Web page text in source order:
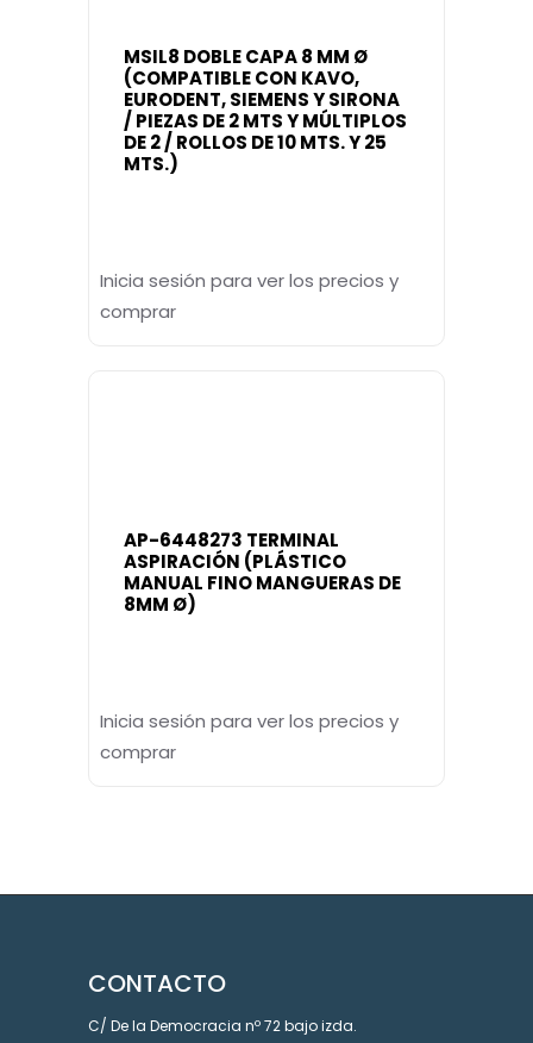
MSIL8 DOBLE CAPA 8 MM Ø
(COMPATIBLE CON KAVO,
EURODENT, SIEMENS Y SIRONA
/ PIEZAS DE 2 MTS Y MÚLTIPLOS
DE 2 / ROLLOS DE 10 MTS. Y 25
MTS.)
Inicia sesión para ver los precios y
comprar
AP-6448273 TERMINAL
ASPIRACIÓN (PLÁSTICO
MANUAL FINO MANGUERAS DE
8MM Ø)
Inicia sesión para ver los precios y
comprar
CONTACTO
C/ De la Democracia nº 72 bajo izda.